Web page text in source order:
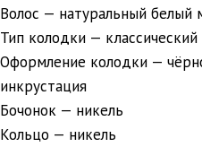
Волос — натуральный белый
Тип колодки — классический
Оформление колодки —
инкрустация
Бочонок — никель
Кольцо — никель